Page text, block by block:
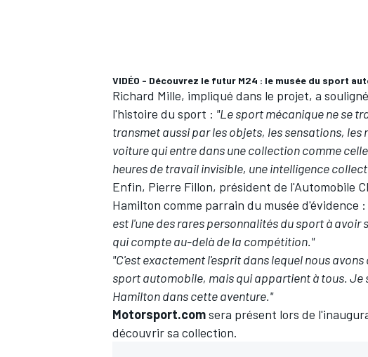
VIDÉO - Découvrez le futur M24 : le musée du sport
Richard Mille, impliqué dans le projet, a
l'histoire du sport : "Le sport mécanique ne se
transmet aussi par les objets, les sensations, les
voiture qui entre dans une collection comme
heures de travail invisible, une intelligence
Enfin, Pierre Fillon, président de l'Automobile
Hamilton comme parrain du musée d'évidence :
est l'une des rares personnalités du sport à
qui compte au-delà de la compétition."
"C'est exactement l'esprit dans lequel nous
sport automobile, mais qui appartient à tous. Je
Hamilton dans cette aventure."
Motorsport.comsera présent lors de
découvrir sa collection.